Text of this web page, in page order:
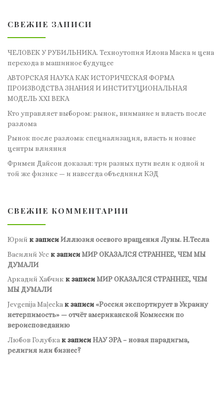
СВЕЖИЕ ЗАПИСИ
ЧЕЛОВЕК У РУБИЛЬНИКА. Техноутопия Илона Маска и цена
перехода в машинное будущее
АВТОРСКАЯ НАУКА КАК ИСТОРИЧЕСКАЯ ФОРМА
ПРОИЗВОДСТВА ЗНАНИЯ И ИНСТИТУЦИОНАЛЬНАЯ
МОДЕЛЬ XXI ВЕКА
Кто управляет выбором: рынок, внимание и власть после
разлома
Рынок после разлома: специализация, власть и новые
центры влияния
Фримен Дайсон доказал: три разных пути вели к одной и
той же физике — и навсегда объединил КЭД
СВЕЖИЕ КОММЕНТАРИИ
Юрий к записиИллюзия осевого вращения Луны. Н.Тесла
Василий Усс к записиМИР ОКАЗАЛСЯ СТРАННЕЕ, ЧЕМ МЫ
ДУМАЛИ
Аркадий Хабчик к записиМИР ОКАЗАЛСЯ СТРАННЕЕ, ЧЕМ
МЫ ДУМАЛИ
Jevgenija Maļecka к записи«Россия экспортирует в Украину
нетерпимость» — отчёт американской Комиссии по
вероисповеданию
Любов Голубка к записиНАУ ЭРА – новая парадигма,
религия или бизнес?